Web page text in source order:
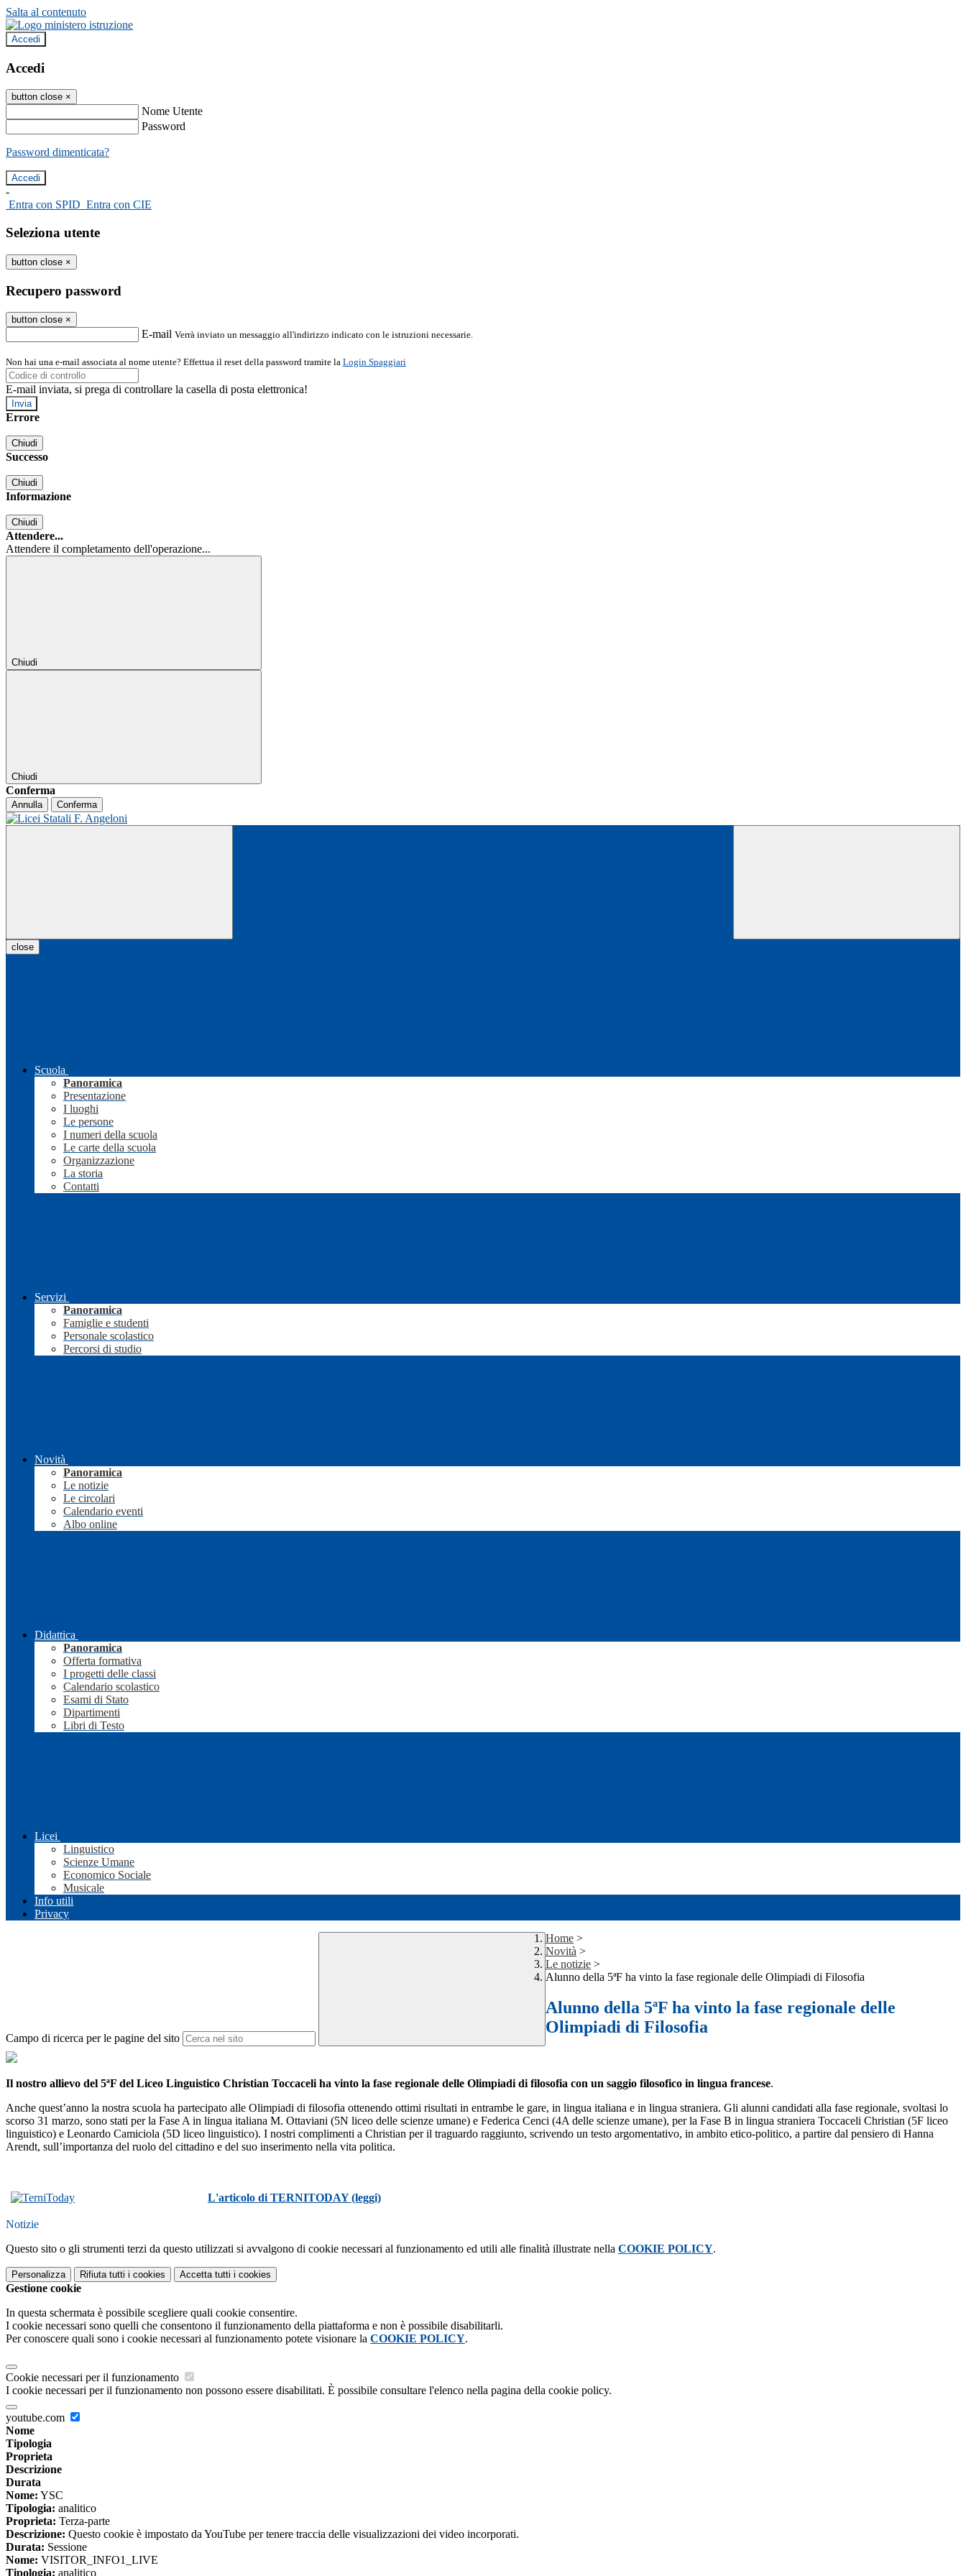
Salta al contenuto
Accedi
Accedi
button close ×
Nome Utente
Password
Password dimenticata?
-
Entra con SPID Entra con CIE
Seleziona utente
button close ×
Recupero password
button close ×
E-mail Verrà inviato un messaggio all'indirizzo indicato con le istruzioni necessarie.
Non hai una e-mail associata al nome utente? Effettua il reset della password tramite la Login Spaggiari
E-mail inviata, si prega di controllare la casella di posta elettronica!
Errore
Chiudi
Successo
Chiudi
Informazione
Chiudi
Attendere...
Attendere il completamento dell'operazione...
Chiudi
Chiudi
Conferma
Annulla Conferma
close
Scuola
Panoramica
Presentazione
I luoghi
Le persone
I numeri della scuola
Le carte della scuola
Organizzazione
La storia
Contatti
Servizi
Panoramica
Famiglie e studenti
Personale scolastico
Percorsi di studio
Novità
Panoramica
Le notizie
Le circolari
Calendario eventi
Albo online
Didattica
Panoramica
Offerta formativa
I progetti delle classi
Calendario scolastico
Esami di Stato
Dipartimenti
Libri di Testo
Licei
Linguistico
Scienze Umane
Economico Sociale
Musicale
Info utili
Privacy
Campo di ricerca per le pagine del sito
Home >
Novità >
Le notizie >
Alunno della 5ªF ha vinto la fase regionale delle Olimpiadi di Filosofia
Alunno della 5ªF ha vinto la fase regionale delle
Olimpiadi di Filosofia
Il nostro allievo del 5ªF del Liceo Linguistico Christian Toccaceli ha vinto la fase regionale delle Olimpiadi di filosofia con un saggio filosofico in lingua francese.
Anche quest’anno la nostra scuola ha partecipato alle Olimpiadi di filosofia ottenendo ottimi risultati in entrambe le gare, in lingua italiana e in lingua straniera. Gli alunni candidati alla fase regionale, svoltasi lo
scorso 31 marzo, sono stati per la Fase A in lingua italiana M. Ottaviani (5N liceo delle scienze umane) e Federica Cenci (4A delle scienze umane), per la Fase B in lingua straniera Toccaceli Christian (5F liceo
linguistico) e Leonardo Camiciola (5D liceo linguistico). I nostri complimenti a Christian per il traguardo raggiunto, scrivendo un testo argomentativo, in ambito etico-politico, a partire dal pensiero di Hanna
Arendt, sull’importanza del ruolo del cittadino e del suo inserimento nella vita politica.
L'articolo di TERNITODAY (leggi)
Notizie
Questo sito o gli strumenti terzi da questo utilizzati si avvalgono di cookie necessari al funzionamento ed utili alle finalità illustrate nella COOKIE POLICY.
Personalizza Rifiuta tutti i cookies Accetta tutti i cookies
Gestione cookie
In questa schermata è possibile scegliere quali cookie consentire.
I cookie necessari sono quelli che consentono il funzionamento della piattaforma e non è possibile disabilitarli.
Per conoscere quali sono i cookie necessari al funzionamento potete visionare la COOKIE POLICY.
Cookie necessari per il funzionamento
I cookie necessari per il funzionamento non possono essere disabilitati. È possibile consultare l'elenco nella pagina della cookie policy.
youtube.com
Nome
Tipologia
Proprieta
Descrizione
Durata
Nome: YSC
Tipologia: analitico
Proprieta: Terza-parte
Descrizione: Questo cookie è impostato da YouTube per tenere traccia delle visualizzazioni dei video incorporati.
Durata: Sessione
Nome: VISITOR_INFO1_LIVE
Tipologia: analitico